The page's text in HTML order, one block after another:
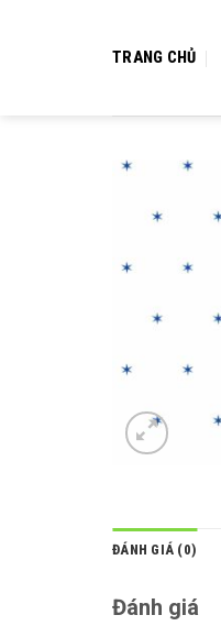
TRANG CHỦ
ĐÁNH GIÁ (0)
Đánh giá